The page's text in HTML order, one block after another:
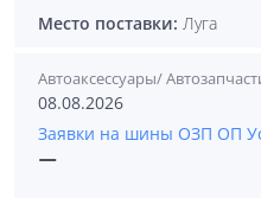
Место поставки: Луга
Автоаксессуары/
08.08.2026
Заявки на шины ОЗП ОП
—